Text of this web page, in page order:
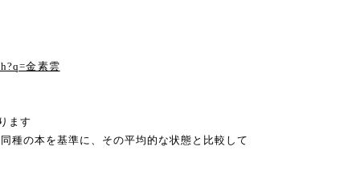
金素雲
ます
種の本を基準に、その平均的な状態と比較して